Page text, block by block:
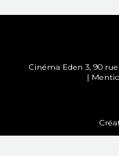
Cinéma Eden 3, 90
|